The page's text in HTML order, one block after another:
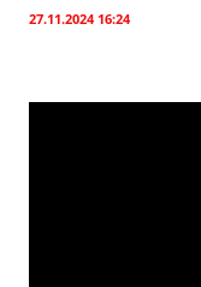
27.11.2024 16:24